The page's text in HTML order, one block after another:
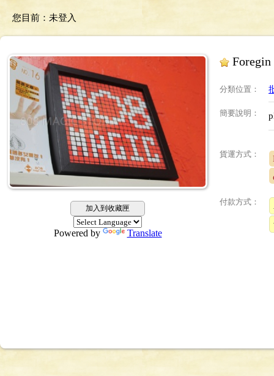
您目前： 未登入
加入到收藏匣
Powered by Translate
Foregin
分類位置 ：
簡要說明 ：
貨運方式：
付款方式：